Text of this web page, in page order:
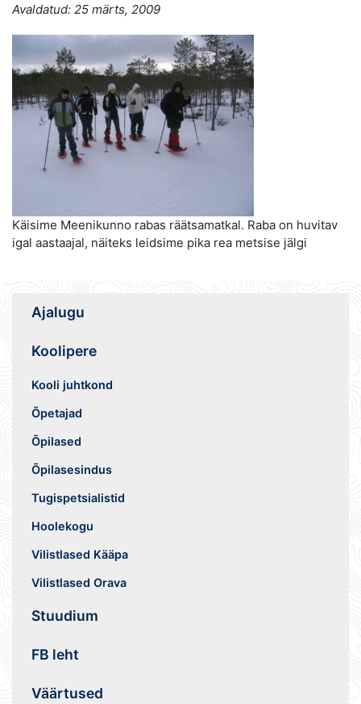
Avaldatud: 25 märts, 2009
Käisime Meenikunno rabas räätsamatkal. Raba on huvitav
igal aastaajal, näiteks leidsime pika rea metsise jälgi
Ajalugu
Koolipere
Kooli juhtkond
Õpetajad
Õpilased
Õpilasesindus
Tugispetsialistid
Hoolekogu
Vilistlased Kääpa
Vilistlased Orava
Stuudium
FB leht
Väärtused